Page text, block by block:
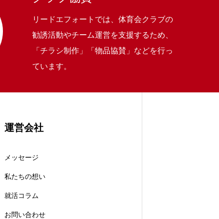
リードエフォートでは、体育会クラブの
勧誘活動やチーム運営を支援するため、
「チラシ制作」「物品協賛」などを行っ
ています。
運営会社
メッセージ
私たちの想い
就活コラム
お問い合わせ